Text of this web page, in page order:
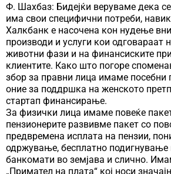
Ф. Шахбаз: Бидејќи веруваме дека
има свои специфични потреби,
Халкбанк е насочена кон нудење
производи и услуги кои одговараат
животни фази и на финансиските
клиентите. Како што погоре
збор за правни лица имаме посебни
оние за поддршка на женското
стартап финансирање.
За физички лица имаме повеќе
пензионерите развивме пакет со
предвремена исплата на пензии,
одржување, бесплатно подигнување
банкомати во земјава и слично.
„Примател на плата“ кој носи